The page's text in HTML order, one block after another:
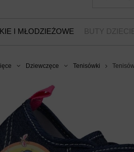
I MŁODZIEŻOWE BUTY
Dziewczęce Tenisówki